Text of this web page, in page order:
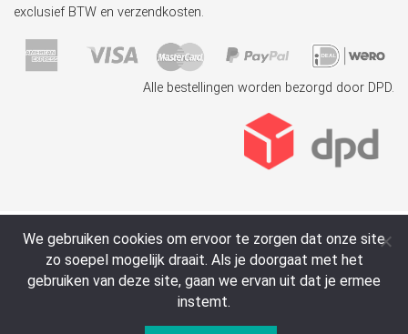
exclusief BTW en verzendkosten.
Alle bestellingen worden bezorgd door DPD.
We gebruiken cookies om ervoor te zorgen dat onze site
zo soepel mogelijk draait. Als je doorgaat met het
gebruiken van deze site, gaan we ervan uit dat je ermee
instemt.